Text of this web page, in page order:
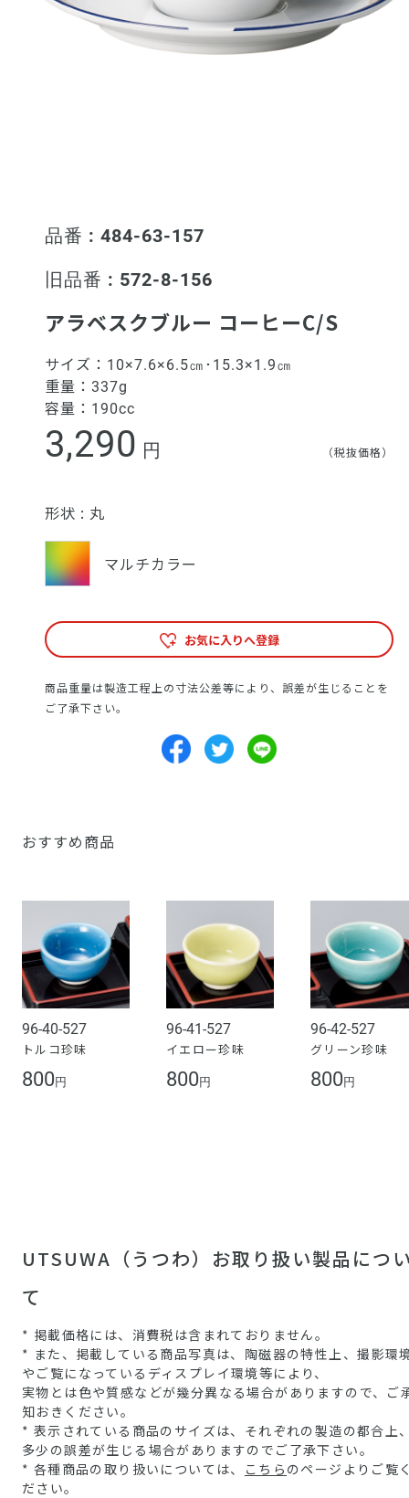
品番 : 484-63-157
旧品番 : 572-8-156
アラベスクブルー コーヒーC/S
サイズ： 10×7.6×6.5㎝･15.3×1.9㎝
重量： 337g
容量： 190cc
3,290 円 （税抜価格）
形状 : 丸
マルチカラー
お気に入りへ登録
商品重量は製造工程上の寸法公差等により、誤差が生じることを
ご了承下さい。
おすすめ商品
96-40-527
トルコ珍味
800 円
96-41-527
イエロー珍味
800 円
96-42-527
グリーン珍味
800 円
UTSUWA（うつわ）お取り扱い製品につ
て
* 掲載価格には、消費税は含まれておりません。
* また、掲載している商品写真は、陶磁器の特性上、撮影環
やご覧になっているディスプレイ環境等により、
実物とは色や質感などが幾分異なる場合がありますので、ご
知おきください。
* 表示されている商品のサイズは、それぞれの製造の都合上
多少の誤差が生じる場合がありますのでご了承下さい。
* 各種商品の取り扱いについては、
こちら のページよりご覧
ださい。